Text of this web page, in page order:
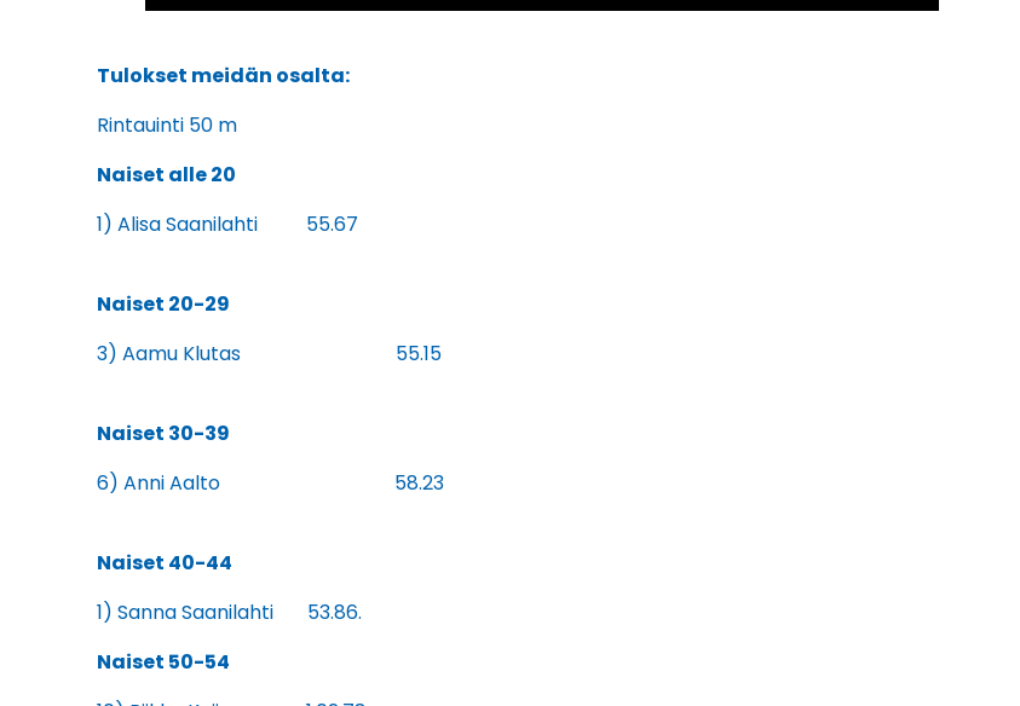
Tulokset meidän osalta:
Rintauinti 50 m
Naiset alle 20
1) Alisa Saanilahti 55.67
Naiset 20-29
3) Aamu Klutas 55.15
Naiset 30-39
6) Anni Aalto 58.23
Naiset 40-44
1) Sanna Saanilahti 53.86.
Naiset 50-54